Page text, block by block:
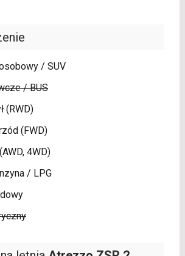
/ SUV
/ BUS
(RWD)
(FWD)
4WD)
/ LPG